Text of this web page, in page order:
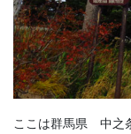
ここは群馬県 中之